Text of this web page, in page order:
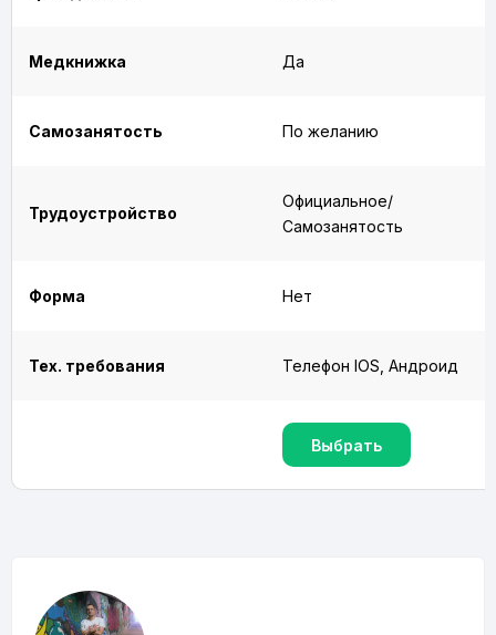
Медкнижка Да
Самозанятость По желанию
Трудоустройство
Официальное/
Самозанятость
Форма Нет
Тех. требования Телефон IOS, Андроид
Выбрать